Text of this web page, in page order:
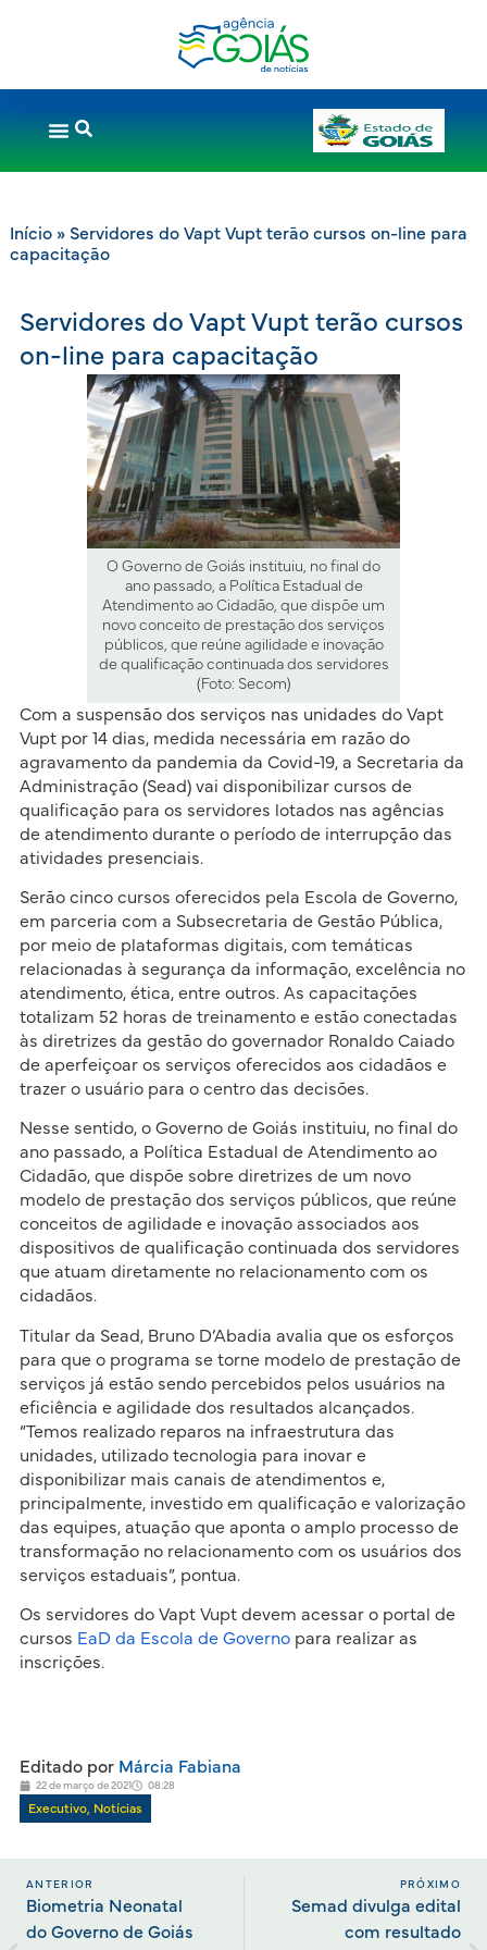
Início» Servidores do Vapt Vupt terão cursos on-line para
capacitação
Servidores do Vapt Vupt terão cursos
on-line para capacitação
O Governo de Goiás instituiu, no final do
ano passado, a Política Estadual de
Atendimento ao Cidadão, que dispõe um
novo conceito de prestação dos serviços
públicos, que reúne agilidade e inovação
de qualificação continuada dos servidores
(Foto: Secom)
Com a suspensão dos serviços nas unidades do Vapt
Vupt por 14 dias, medida necessária em razão do
agravamento da pandemia da Covid-19, a Secretaria da
Administração (Sead) vai disponibilizar cursos de
qualificação para os servidores lotados nas agências
de atendimento durante o período de interrupção das
atividades presenciais.
Serão cinco cursos oferecidos pela Escola de Governo,
em parceria com a Subsecretaria de Gestão Pública,
por meio de plataformas digitais, com temáticas
relacionadas à segurança da informação, excelência no
atendimento, ética, entre outros. As capacitações
totalizam 52 horas de treinamento e estão conectadas
às diretrizes da gestão do governador Ronaldo Caiado
de aperfeiçoar os serviços oferecidos aos cidadãos e
trazer o usuário para o centro das decisões.
Nesse sentido, o Governo de Goiás instituiu, no final do
ano passado, a Política Estadual de Atendimento ao
Cidadão, que dispõe sobre diretrizes de um novo
modelo de prestação dos serviços públicos, que reúne
conceitos de agilidade e inovação associados aos
dispositivos de qualificação continuada dos servidores
que atuam diretamente no relacionamento com os
cidadãos.
Titular da Sead, Bruno D’Abadia avalia que os esforços
para que o programa se torne modelo de prestação de
serviços já estão sendo percebidos pelos usuários na
eficiência e agilidade dos resultados alcançados.
“Temos realizado reparos na infraestrutura das
unidades, utilizado tecnologia para inovar e
disponibilizar mais canais de atendimentos e,
principalmente, investido em qualificação e valorização
das equipes, atuação que aponta o amplo processo de
transformação no relacionamento com os usuários dos
serviços estaduais”, pontua.
Os servidores do Vapt Vupt devem acessar o portal de
cursos EaD da Escola de Governopara realizar as
inscrições.
Editado porMárcia Fabiana
22 de março de 2021 08:28
Executivo, Notícias
ANTERIOR
Biometria Neonatal
do Governo de Goiás
PRÓXIMO
Semad divulga edital
com resultado